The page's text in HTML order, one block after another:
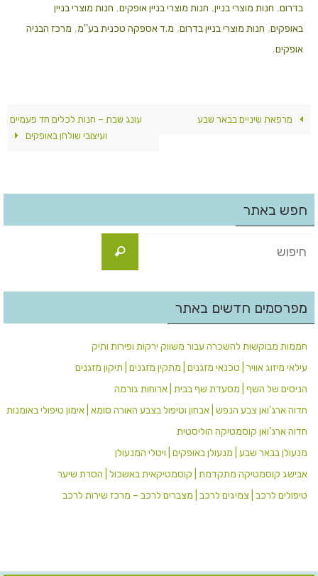
בדרום, חנות מוצרי בניין, חנות מוצרי בניין אופקים, חנות מוצרי בניין
באופקים, חנות מוצרי בניין בדרום, מ.ד אספקה טכנית בע''מ, מרכז הבניה
אופקים.
מרפאת שיניים בבאר שבע
עונג שבת – חנות לכלים חד פעמיים
ועיצובי שולחן באופקים
חפש באתר
מפרסמים חדשים באתר
חממות מבוקשות להשכרה עבור משווק ירקות ופירות ותיק
עילאי מיזוג אוויר | טכנאי מזגנים | מתקין מזגנים | תיקון מזגנים
הניסים של השף | מסעדת שף בבית | ארוחות גורמה
חדוה ארג'ואן צבע הנפש | אבחון וטיפול בצבע האורה סומא | אימון טיפולי באומנות
חדוה ארג’ואן קוסמטיקה הוליסטית
מנעולן בבאר שבע | מנעולן באופקים | ויטלי המנעולן
אבישג קוסמטיקה מתקדמת | קוסמטיקאית באשכול | הסרת שיער
טיפולים לרכב | צמיגים לרכב | מצברים לרכב – מרכז שירות לרכב